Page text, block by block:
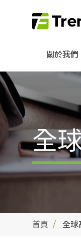
關於我們
全
首頁 全球